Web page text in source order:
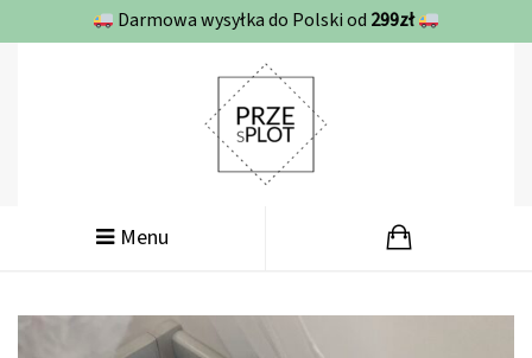
Darmowa wysyłka do Polski od 299zł
Menu